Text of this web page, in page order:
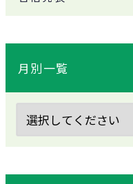
月別一覧